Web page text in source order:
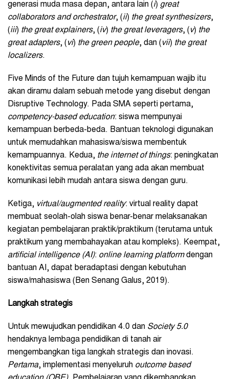
generasi muda masa depan, antara lain (i) great
collaborators and orchestrator, (ii) the great synthesizers,
(iii) the great explainers, (iv) the great leveragers, (v) the
great adapters, (vi) the green people, dan (vii) the great
localizers.
Five Minds of the Future dan tujuh kemampuan wajib itu
akan diramu dalam sebuah metode yang disebut dengan
Disruptive Technology. Pada SMA seperti pertama,
competency-basededucation: siswa mempunyai
kemampuan berbeda-beda. Bantuan teknologi digunakan
untuk memudahkan mahasiswa/siswa membentuk
kemampuannya. Kedua, the internet ofthings: peningkatan
konektivitas semua peralatan yang ada akan membuat
komunikasi lebih mudah antara siswa dengan guru.
Ketiga, virtual/augmentedreality: virtual reality dapat
membuat seolah-olah siswa benar-benar melaksanakan
kegiatan pembelajaran praktik/praktikum (terutama untuk
praktikum yang membahayakan atau kompleks). Keempat,
artificial intelligence (AI): online learning platformdengan
bantuan AI, dapat beradaptasi dengan kebutuhan
siswa/mahasiswa (Ben Senang Galus, 2019).
Langkah strategis
Untuk mewujudkan pendidikan 4.0 dan Society 5.0
hendaknya lembaga pendidikan di tanah air
mengembangkan tiga langkah strategis dan inovasi.
Pertama, implementasi menyeluruh outcome based